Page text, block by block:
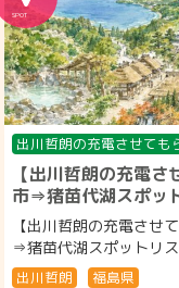
出川哲朗の充電させても
【出川哲朗の充電
市⇒猪苗代湖スポッ
【出川哲朗の充電させ
⇒猪苗代湖スポットリ
出川哲朗 福島県